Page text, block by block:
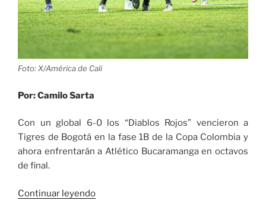
Foto: X/América de Cali
Por: Camilo Sarta
Con un global 6-0 los “Diablos Rojos” vencieron a
Tigres de Bogotá en la fase 1B de la Copa Colombia y
ahora enfrentarán a Atlético Bucaramanga en octavos
de final.
Continuar leyendo«América